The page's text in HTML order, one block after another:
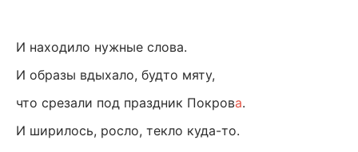
И находило нужные слова.
И образы вдыхало, будто мяту,
что срезали под праздник Покрова.
И ширилось, росло, текло куда-то.